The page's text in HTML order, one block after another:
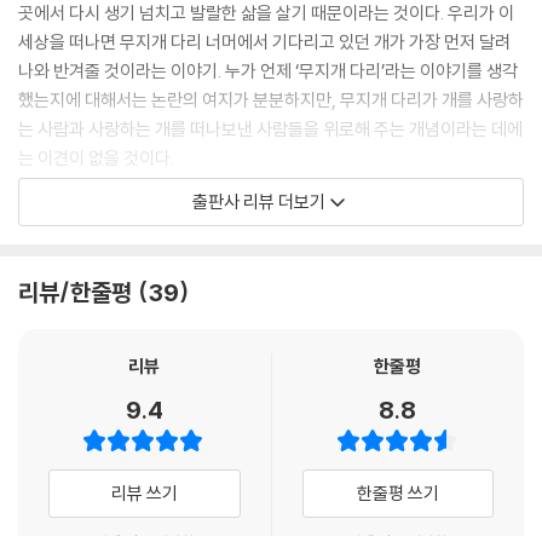
“보잘것없어 보이는 일을 목숨처럼 여기며 살아간다는 것은 일제히 묘한
슬픔을 안겨 준다. 다만 나는 속삭이고 싶다. 사실상 인생은 시나 소설이 아
니라고. 인생은 순간순간 한 편의 수필(隨筆)이다. 우리는 모두 시인이나
소설가나 수필가도 아닌 ‘수필인간(隨筆人間)’이다.”
--- p.84
“그러나 문득 그날은 꽃이 보고 싶었다. 한겨울에도 내 집 안에서 꽃을 본
다면 몸이든 마음이든 아니면 둘 다이든 회복되는 기적을 만나게 될 것만
은 상황이 안온할 적에 피는 게 아니라 도리어 시달리게 되는 경우에 스스
로 그 때문이라고. 이것이 원예(園藝)의 정설인지 아닌지는 모르겠으나,
요즘 아침마다 꽃나무에 물을 주고 있는 나는 굳이 그 말을 믿고 싶다. 더
정확하게 그날 나는 꽃보다는 ‘꽃이 피어나는 것’을 보고 싶었으니까.”
--- p.94
“인생을 맛있는 곶감들이 주르륵 꿰어진 막대라고 상상해 보자. 그 곶감들
곳에서 다시 생기 넘치고 발랄한 삶을 살기 때문이라는 것이다. 우리가 이
세상을 떠나면 무지개 다리 너머에서 기다리고 있던 개가 가장 먼저 달려
나와 반겨줄 것이라는 이야기. 누가 언제 ‘무지개 다리’라는 이야기를 생각
했는지에 대해서는 논란의 여지가 분분하지만, 무지개 다리가 개를 사랑하
는 사람과 사랑하는 개를 떠나보낸 사람들을 위로해 주는 개념이라는 데에
는 이견이 없을 것이다.
작가 경력 30여 년이면 인간사에 더 놀랄 일도 없을 것 같지만 산전수전 다
강아지 ‘토토’를 떠나보내고 또 한 마리의 ‘토토’와 함께 살게 되기까지 겪
당시의 아픈 몸에서 벗어난 주니어 토토. 두 토토 이야기에서 우리가 만나
■ 우리는 다 수필인간
출판사 리뷰 더보기
리뷰/한줄평 39
리뷰
9.4
리뷰 쓰기
한줄평
8.8
한줄평 쓰기